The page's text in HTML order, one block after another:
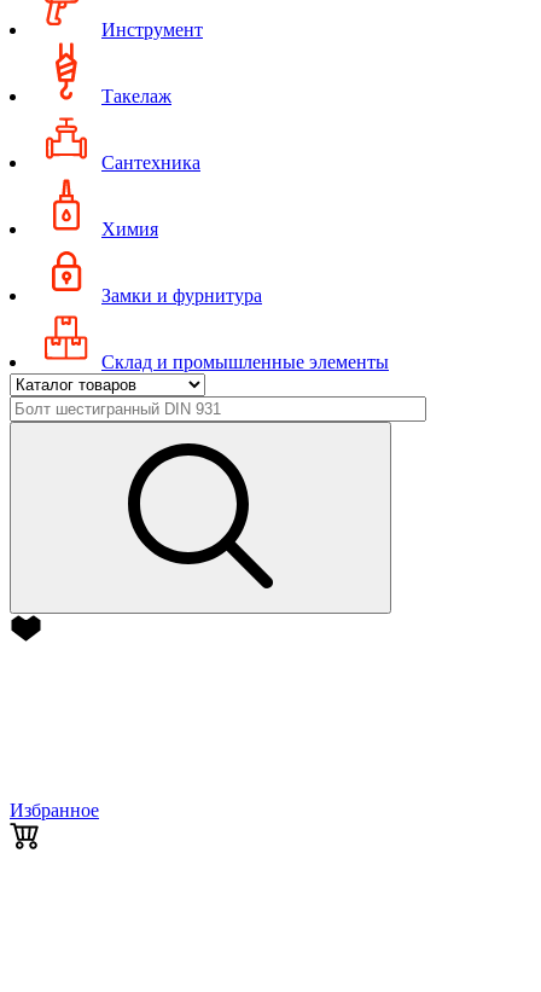
Инструмент
Такелаж
Сантехника
Химия
Замки и фурнитура
Склад и промышленные элементы
Избранное